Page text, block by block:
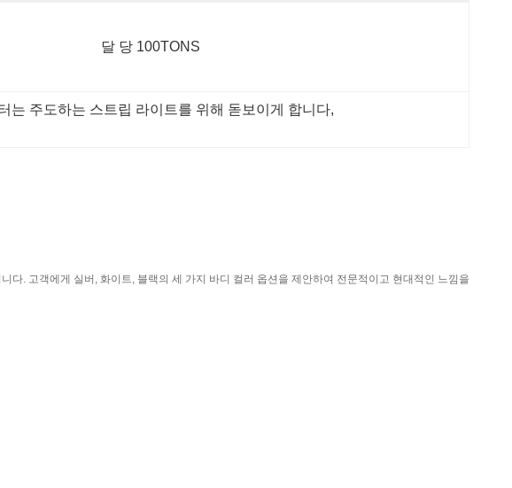
달 당 100TONS
는 주도하는 스트립 라이트를 위해 돋보이게 합니다,
. 고객에게 실버, 화이트, 블랙의 세 가지 바디 컬러 옵션을 제안하여 전문적이고 현대적인 느낌을